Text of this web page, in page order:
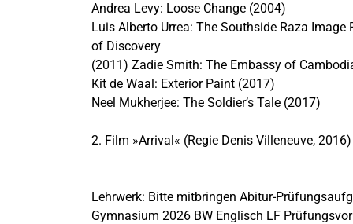
Andrea Levy: Loose Change (2004)
Luis Alberto Urrea: The Southside Raza Image
of Discovery
(2011) Zadie Smith: The Embassy of
Kit de Waal: Exterior Paint (2017)
Neel Mukherjee: The Soldier’s Tale (2017)
2. Film »Arrival« (Regie Denis Villeneuve, 2016)
Lehrwerk: Bitte mitbringen Abitur-
Gymnasium 2026 BW Englisch LF